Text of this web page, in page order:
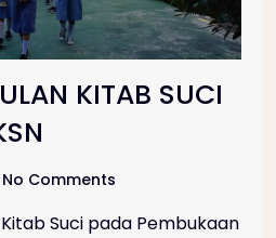
KITAB SUCI
No Comments
Suci pada Pembukaan